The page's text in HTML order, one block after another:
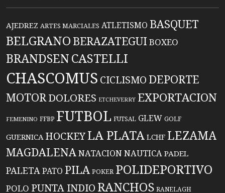
AJEDREZ ARTES MARCIALES ATLETISMO BASQUET
BELGRANO BERAZATEGUIBOXEO
BRANDSENCASTELLI
CHASCOMUS CICLISMO DEPORTE
MOTORDOLORES ETCHEVERRY EXPORTACION
FEMENINO FFBP FUTBOL FUTSAL GLEW GOLF
GUERNICA HOCKEYLA PLATA LCHF LEZAMA
MAGDALENANATACIONNAUTICA PADEL
PALETAPATO PILA POKER POLIDEPORTIVO
POLO PUNTA INDIO RANCHOS RANELAGH